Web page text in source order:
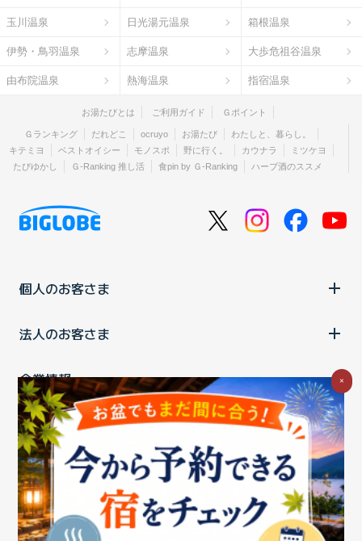
玉川温泉 日光湯元温泉 箱根温泉
伊勢・鳥羽温泉 志摩温泉 大歩危祖谷温泉
由布院温泉 熱海温泉 指宿温泉
お湯たびとは ご利用ガイド Ｇポイント
Ｇランキング だれどこ ocruyo お湯たび
わたしと、暮らし。
キテミヨ
ベストオイシー モノスポ 野に行く。 カウナラ
ミツケヨ
たびゆかし
Ｇ-Ranking 推し活 食pin by Ｇ-Ranking ハーブ酒のススメ
個人のお客さま
法人のお客さま
企業情報
ご利用中の方
お問い合わせ消費税の表示 ウェブアクセシビリティの取り組み
個人情報保護ポリシープライバシーポータル
Cookieポリシー
特定商取引法に基づく表記情報セキュリティ基本方針
商標についてBIGLOBEトップ
×